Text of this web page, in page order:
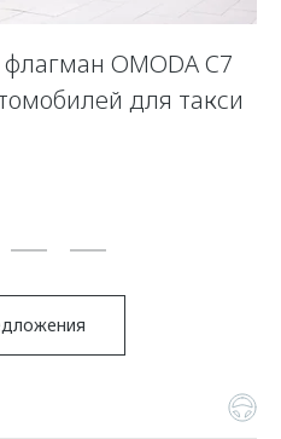
OMODA C7
для такси